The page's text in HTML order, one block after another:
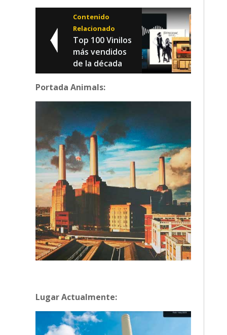
Contenido
Relacionado
Top 100 Vinilos
más vendidos
de la década
Portada Animals:
Lugar Actualmente: